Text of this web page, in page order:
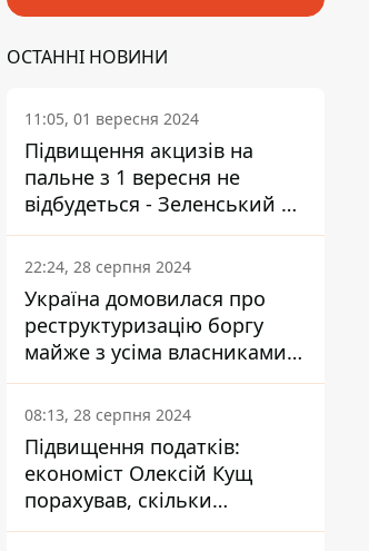
ОСТАННІ НОВИНИ
11:05, 01 вересня 2024
Підвищення акцизів на
пальне з 1 вересня не
відбудеться - Зеленський не
підписав закон
22:24, 28 серпня 2024
Україна домовилася про
реструктуризацію боргу
майже з усіма власниками
єврооблігацій: що це
означає для країни
08:13, 28 серпня 2024
Підвищення податків:
економіст Олексій Кущ
порахував, скільки
заплатить кожен українець